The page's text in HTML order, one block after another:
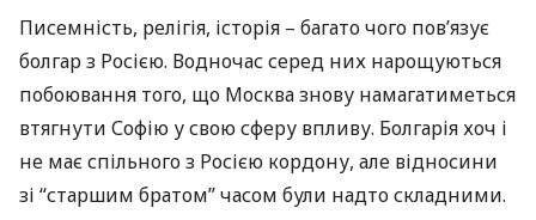
Писемність, релігія, історія – багато чого пов’язує
болгар з Росією. Водночас серед них нарощуються
побоювання того, що Москва знову намагатиметься
втягнути Софію у свою сферу впливу. Болгарія хоч і
не має спільного з Росією кордону, але відносини
зі “старшим братом” часом були надто складними.